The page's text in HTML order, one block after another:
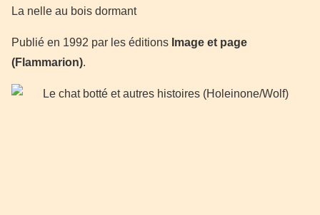
La nelle au bois dormant
Publié en 1992 par les éditions Image et page
(Flammarion).